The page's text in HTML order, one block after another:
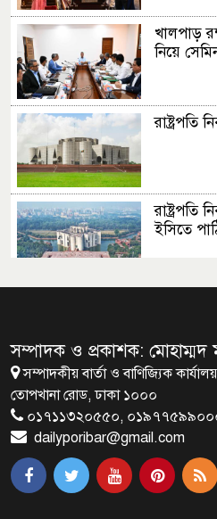
খালপাড়
নিয়ে
রাষ্ট্রপতি
রাষ্ট্রপতি
ইসিতে
শুভসূচনা
বাংলাদেশি
সম্পাদক ও প্রকাশক: মোহাম্মদ
সম্পাদকীয় বার্তা ও বাণিজ্যিক
তোপখানা রোড, ঢাকা ১০০০
০১৭১১৩২০৫৫০,
dailyporibar@gmail.com